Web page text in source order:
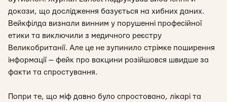
докази, що дослідження базується на хибних даних.
Вейкфілда визнали винним у порушенні професійної
етики та виключили з медичного реєстру
Великобританії. Але це не зупинило стрімке поширення
інформації — фейк про вакцини розійшовся швидше за
факти та спростування.
Попри те, що міф давно було спростовано, лікарі та